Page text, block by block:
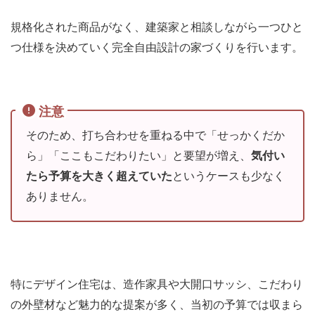
規格化された商品がなく、建築家と相談しながら一つひと
つ仕様を決めていく完全自由設計の家づくりを行います。
注意
そのため、打ち合わせを重ねる中で「せっかくだか
ら」「ここもこだわりたい」と要望が増え、 気付い
たら予算を大きく超えていたというケースも少なく
ありません。
特にデザイン住宅は、造作家具や大開口サッシ、こだわり
の外壁材など魅力的な提案が多く、当初の予算では収まら